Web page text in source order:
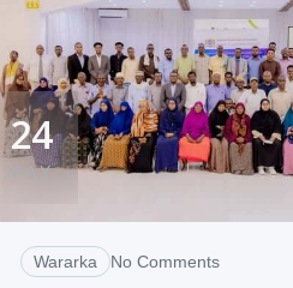
24
MAY
Wararka No Comments